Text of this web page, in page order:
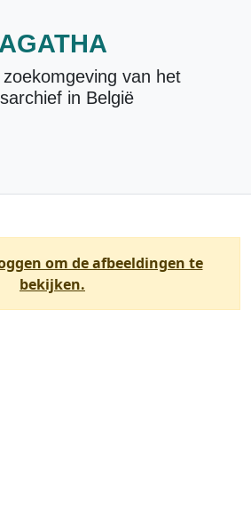
AGATHA
van het
in België
om de afbeeldingen te
bekijken.